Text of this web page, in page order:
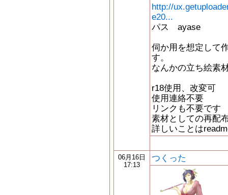
http://
e20...
パス ayase
伺か用を想定して
す。
なんかの立ち絵素
r18使用、改変可
使用連絡不要
リンクも不要です
素材としての再配
詳しいことは
06月16日
17:13
つくった